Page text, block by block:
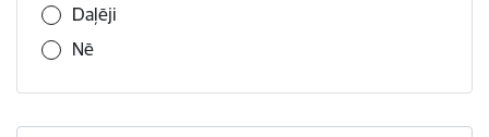
Daļēji
Nē